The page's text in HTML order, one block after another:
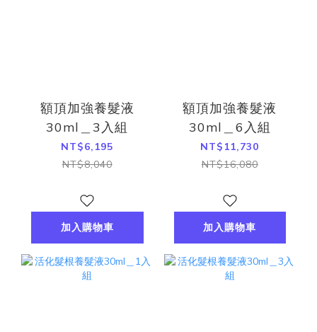
額頂加強養髮液
30ml＿3入組
NT$6,195
NT$8,040
加入購物車
額頂加強養髮液
30ml＿6入組
NT$11,730
NT$16,080
加入購物車